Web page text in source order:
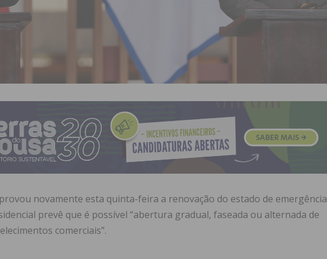
novamente esta quinta-feira a renovação do estado de emergência
prevê que é possível “abertura gradual, faseada ou alternada de
comerciais”.